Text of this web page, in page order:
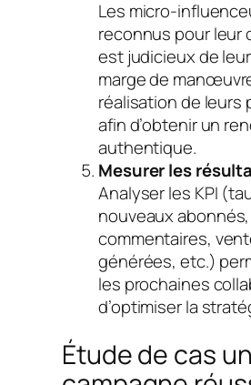
Les micro-
reconnus pour leur
est judicieux de
marge de
réalisation de leurs
afin d’obtenir un
authentique.
Mesurer les
Analyser les KPI
nouveaux abonnés,
commentaires,
générées, etc.)
les prochaines
d’optimiser la
Étude de cas